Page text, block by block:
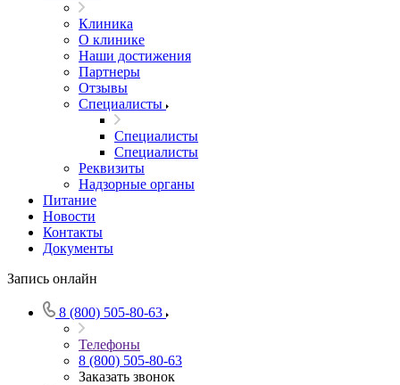
Клиника
О клинике
Наши достижения
Партнеры
Отзывы
Специалисты
Специалисты
Специалисты
Реквизиты
Надзорные органы
Питание
Новости
Контакты
Документы
Запись онлайн
8 (800) 505-80-63
Телефоны
8 (800) 505-80-63
Заказать звонок